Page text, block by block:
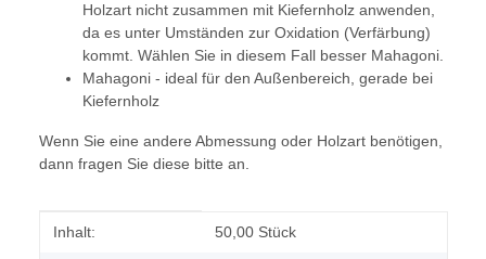
Holzart nicht zusammen mit Kiefernholz anwenden,
da es unter Umständen zur Oxidation (Verfärbung)
kommt. Wählen Sie in diesem Fall besser Mahagoni.
Mahagoni - ideal für den Außenbereich, gerade bei
Kiefernholz
Wenn Sie eine andere Abmessung oder Holzart benötigen,
dann fragen Sie diese bitte an.
Produkteigenschaft
Wert
Inhalt: 50,00 Stück